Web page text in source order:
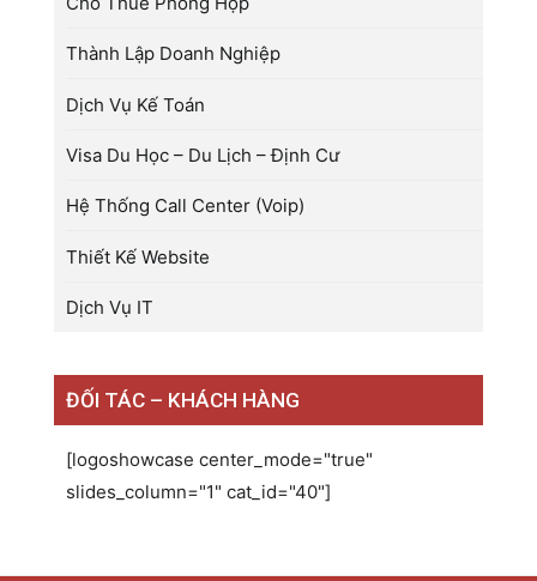
Thành Lập Doanh Nghiệp
Dịch Vụ Kế Toán
Visa Du Học – Du Lịch – Định Cư
Hệ Thống Call Center (Voip)
Thiết Kế Website
Dịch Vụ IT
ĐỐI TÁC – KHÁCH HÀNG
[logoshowcase center_mode="true"
slides_column="1" cat_id="40"]